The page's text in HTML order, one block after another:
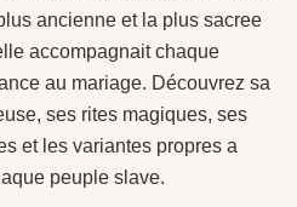
ancienne et la plus sacree
accompagnait chaque
au mariage. Découvrez sa
ses rites magiques, ses
et les variantes propres a
peuple slave.